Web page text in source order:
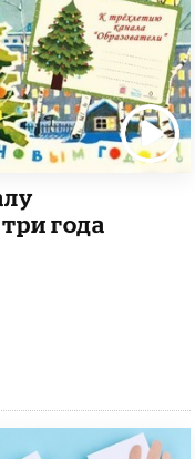
года